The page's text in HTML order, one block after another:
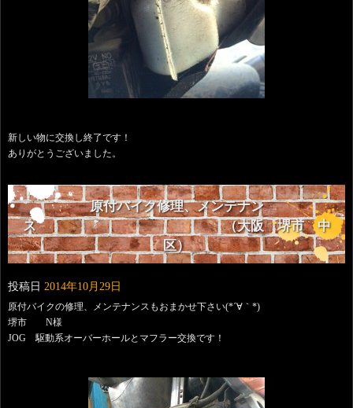
新しい物に交換し終了です！
ありがとうございました。
原付バイク修理、メンテナン
ス （大阪 堺市 中
区）
投稿日 2014年10月29日
原付バイクの修理、メンテナンスもおまかせ下さい(*´∀｀*)
堺市 N様
JOG 駆動系オーバーホールとマフラー交換です！